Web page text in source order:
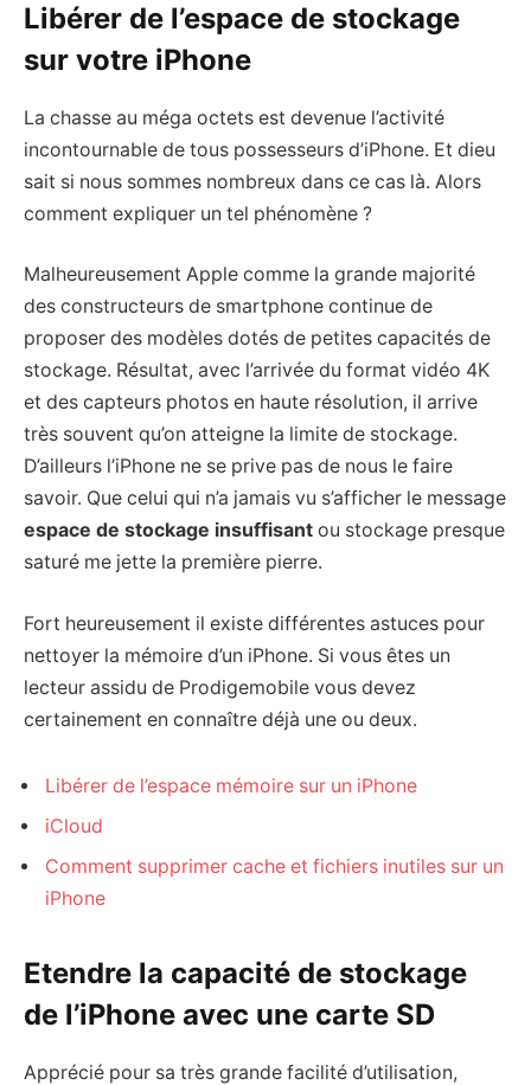
Libérer de l’espace de stockage
sur votre iPhone
La chasse au méga octets est devenue l’activité
incontournable de tous possesseurs d’iPhone. Et dieu
sait si nous sommes nombreux dans ce cas là. Alors
comment expliquer un tel phénomène ?
Malheureusement Apple comme la grande majorité
des constructeurs de smartphone continue de
proposer des modèles dotés de petites capacités de
stockage. Résultat, avec l’arrivée du format vidéo 4K
et des capteurs photos en haute résolution, il arrive
très souvent qu’on atteigne la limite de stockage.
D’ailleurs l’iPhone ne se prive pas de nous le faire
savoir. Que celui qui n’a jamais vu s’afficher le message
espace de stockage insuffisant ou stockage presque
saturé me jette la première pierre.
Fort heureusement il existe différentes astuces pour
nettoyer la mémoire d’un iPhone. Si vous êtes un
lecteur assidu de Prodigemobile vous devez
certainement en connaître déjà une ou deux.
Libérer de l’espace mémoire sur un iPhone
iCloud
Comment supprimer cache et fichiers inutiles sur un
iPhone
Etendre la capacité de stockage
de l’iPhone avec une carte SD
Apprécié pour sa très grande facilité d’utilisation,